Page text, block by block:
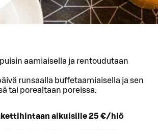
aamiaisella ja rentoudutaan
runsaalla buffetaamiaisella ja sen
tai porealtaan poreissa.
aikuisille 25 €/hlö